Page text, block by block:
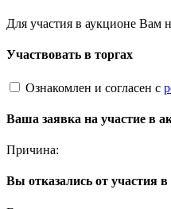
Для участия в аукционе Вам
Участвовать в торгах
Ознакомлен и согласен с
Ваша заявка на участие в
Причина:
Вы отказались от участия в